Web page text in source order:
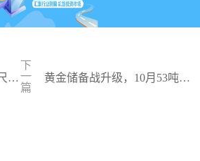
，
下
一
篇
黄金储备战升级，10月53吨创